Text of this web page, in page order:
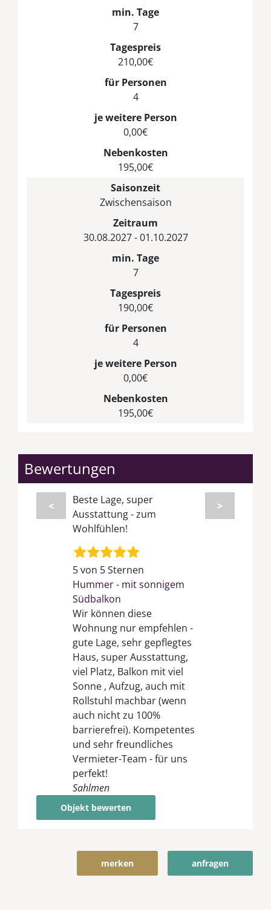
min. Tage
7
Tagespreis
210,00€
für Personen
4
je weitere Person
0,00€
Nebenkosten
195,00€
Saisonzeit
Zwischensaison
Zeitraum
30.08.2027 - 01.10.2027
min. Tage
7
Tagespreis
190,00€
für Personen
4
je weitere Person
0,00€
Nebenkosten
195,00€
Bewertungen
<
Beste Lage, super
Ausstattung - zum
Wohlfühlen!
5 von 5 Sternen
Hummer - mit sonnigem
Südbalkon
Wir können diese
Wohnung nur empfehlen -
gute Lage, sehr gepflegtes
Haus, super Ausstattung,
viel Platz, Balkon mit viel
Sonne , Aufzug, auch mit
Rollstuhl machbar (wenn
auch nicht zu 100%
barrierefrei). Kompetentes
und sehr freundliches
Vermieter-Team - für uns
perfekt!
Sahlmen
>
Objekt bewerten
anfragen
merken